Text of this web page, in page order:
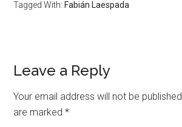
Tagged With: Fabián Laespada
Leave a Reply
Your email address will not be published.
are marked*